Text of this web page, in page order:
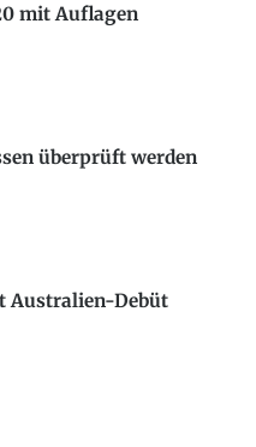
mit Auflagen
überprüft werden
Australien-Debüt